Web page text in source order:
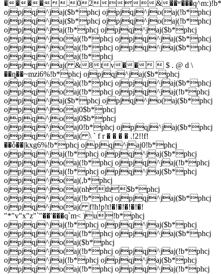
����.02&
ojpjqj^jaj($b*phcj ojpjqj^jo(aj(!b*phcj
ojpjqj^jaj($b*phcj ojpjqj^jo(aj(!b*phcj
ojpjqj^jaj(!b*phcj ojpjqj^jaj($b*phcj
ojpjqj^jo(aj(!b*phcj ojpjqj^jaj($b*phcj
ojpjqj^jo(aj(!b*phcj ojpjqj^jaj($b*phcj
ojpjqj^jo(aj(!b*phcj
ojpjqj^jaj( &8tv��  $ . @ d \
��ȵ��~mzi6%!b*phcj ojpjqj^jaj($b*phcj
ojpjqj^jo(aj(!b*phcj ojpjqj^jaj($b*phcj
ojpjqj^jo(aj(!b*phcj ojpjqj^jaj(!b*phcj
ojpjqj^jaj($b*phcj ojpjqj^jo(aj($b*phcj
ojpjqj^jo(aj0$b*phcj
ojpjqj^jo(aj0$b*phcj
ojpjqj^jo(aj0!b*phcj ojpjqj^jaj($b*phcj
ojpjqj^jo(aj( \ ` f r � � � � .!2!!f!
��ȱ��|kxg6%!b*phcj ojpjqj^jaj0!b*phcj
ojpjqj^jaj(!b*phcj ojpjqj^jaj($b*phcj
ojpjqj^jo(aj(!b*phcj ojpjqj^jaj(!b*phcj
ojpjqj^jaj(!b*phcj ojpjqj^jaj($b*phcj
ojpjqj^jo(aj(,b*phcj
ojpjqj^jo(aj(nhth$b*phcj
ojpjqj^jo(aj(!b*phcj ojpjqj^jaj($b*phcj
ojpjqj^jo(aj( f!h!p!t!�!�!�!�!�!
"*"v"x"z"`"��ʹ���q`m< )u!b*phcj
ojpjqj^jaj(!b*phcj ojpjqj^jaj($b*phcj
ojpjqj^jo(aj(!b*phcj ojpjqj^jaj($b*phcj
ojpjqj^jo(aj($b*phcj
ojpjqj^jo(aj(!b*phcj ojpjqj^jaj(!b*phcj
ojpjqj^jaj(!b*phcj ojpjqj^jaj($b*phcj
ojpjqj^jo(aj(!b*phcj ojpjqj^jaj(!b*phcj